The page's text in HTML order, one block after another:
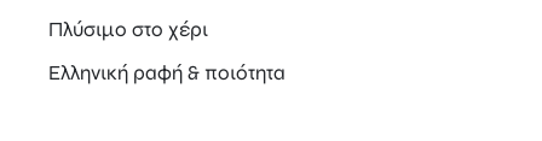
Πλύσιμο στο χέρι
Ελληνική ραφή & ποιότητα